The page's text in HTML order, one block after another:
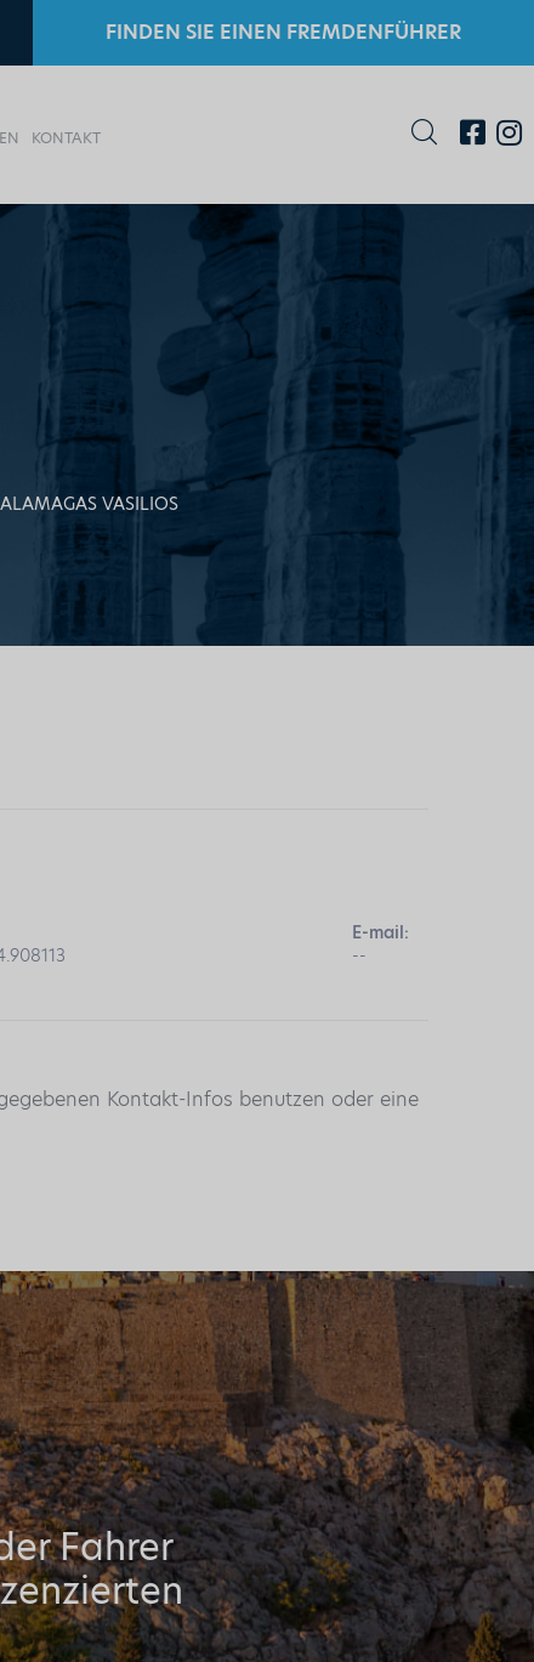
FINDEN SIE EINEN FREMDENFÜHRER
KONTAKT
VASILIOS
E-mail:
--
Kontakt-Infos benutzen oder eine
Fahrer